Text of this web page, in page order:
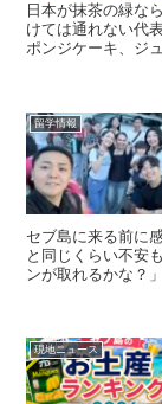
日本が抹茶の緑な
けては通れない代
ポンジケーキ、ジ
留学情報
セブ島に来る前に
と同じくらい不安
ンが取れるかな？
現地ニュース